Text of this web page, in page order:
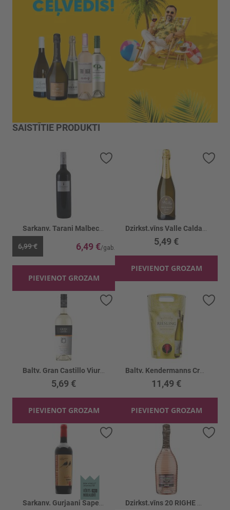
SAISTĪTIE PRODUKTI
6,99 € 6,49 €
PIEVIENOT GROZAM
Pievienot vēlmju sarakstam
5,49 €
PIEVIENOT GROZAM
5,69 €
PIEVIENOT GROZAM
Pievienot vēlmju sarakstam
11,49 €
PIEVIENOT GROZAM
Pievienot vēlmju sarakstam